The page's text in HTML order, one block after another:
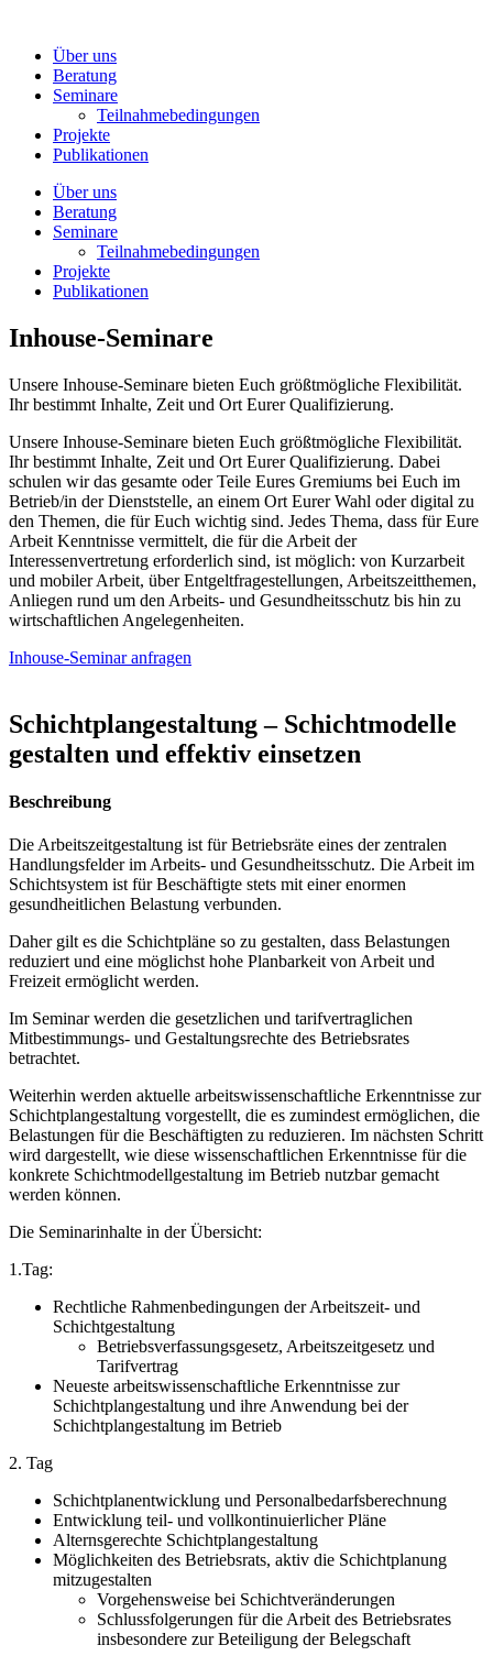
wechselnÜber uns
Beratung
Seminare
Teilnahmebedingungen
Projekte
Publikationen
Über uns
Beratung
Seminare
Teilnahmebedingungen
Projekte
Publikationen
Inhouse-Seminare
Unsere Inhouse-Seminare bieten Euch größtmögliche Flexibilität.
Ihr bestimmt Inhalte, Zeit und Ort Eurer Qualifizierung.
Unsere Inhouse-Seminare bieten Euch größtmögliche Flexibilität.
Ihr bestimmt Inhalte, Zeit und Ort Eurer Qualifizierung. Dabei
schulen wir das gesamte oder Teile Eures Gremiums bei Euch im
Betrieb/in der Dienststelle, an einem Ort Eurer Wahl oder digital zu
den Themen, die für Euch wichtig sind. Jedes Thema, dass für Eure
Arbeit Kenntnisse vermittelt, die für die Arbeit der
Interessenvertretung erforderlich sind, ist möglich: von Kurzarbeit
und mobiler Arbeit, über Entgeltfragestellungen, Arbeitszeitthemen,
Anliegen rund um den Arbeits- und Gesundheitsschutz bis hin zu
wirtschaftlichen Angelegenheiten.
Inhouse-Seminar anfragen
Schichtplangestaltung – Schichtmodelle
gestalten und effektiv einsetzen
Beschreibung
Die Arbeitszeitgestaltung ist für Betriebsräte eines der zentralen
Handlungsfelder im Arbeits- und Gesundheitsschutz. Die Arbeit im
Schichtsystem ist für Beschäftigte stets mit einer enormen
gesundheitlichen Belastung verbunden.
Daher gilt es die Schichtpläne so zu gestalten, dass Belastungen
reduziert und eine möglichst hohe Planbarkeit von Arbeit und
Freizeit ermöglicht werden.
Im Seminar werden die gesetzlichen und tarifvertraglichen
Mitbestimmungs- und Gestaltungsrechte des Betriebsrates
betrachtet.
Weiterhin werden aktuelle arbeitswissenschaftliche Erkenntnisse zur
Schichtplangestaltung vorgestellt, die es zumindest ermöglichen, die
Belastungen für die Beschäftigten zu reduzieren. Im nächsten Schritt
wird dargestellt, wie diese wissenschaftlichen Erkenntnisse für die
konkrete Schichtmodellgestaltung im Betrieb nutzbar gemacht
werden können.
Die Seminarinhalte in der Übersicht:
1.Tag:
Rechtliche Rahmenbedingungen der Arbeitszeit- und
Schichtgestaltung
Betriebsverfassungsgesetz, Arbeitszeitgesetz und
Tarifvertrag
Neueste arbeitswissenschaftliche Erkenntnisse zur
Schichtplangestaltung und ihre Anwendung bei der
Schichtplangestaltung im Betrieb
2. Tag
Schichtplanentwicklung und Personalbedarfsberechnung
Entwicklung teil- und vollkontinuierlicher Pläne
Alternsgerechte Schichtplangestaltung
Möglichkeiten des Betriebsrats, aktiv die Schichtplanung
mitzugestalten
Vorgehensweise bei Schichtveränderungen
Schlussfolgerungen für die Arbeit des Betriebsrates
insbesondere zur Beteiligung der Belegschaft